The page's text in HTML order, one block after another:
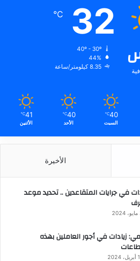
32
℃
44%
8.35 كيلومتر/ساعة
40
℃
السبت
40
℃
الأحد
41
℃
الأثنين
الأخيرة
في جرايات المتقاعدين .. تحديد موعد
زيادات في أجور العاملين بهذه